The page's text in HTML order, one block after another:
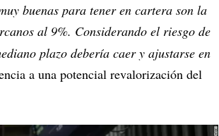
buenas para tener en cartera son la
al 9%. Considerando el riesgo de
plazo debería caer y ajustarse en
a una potencial revalorización del